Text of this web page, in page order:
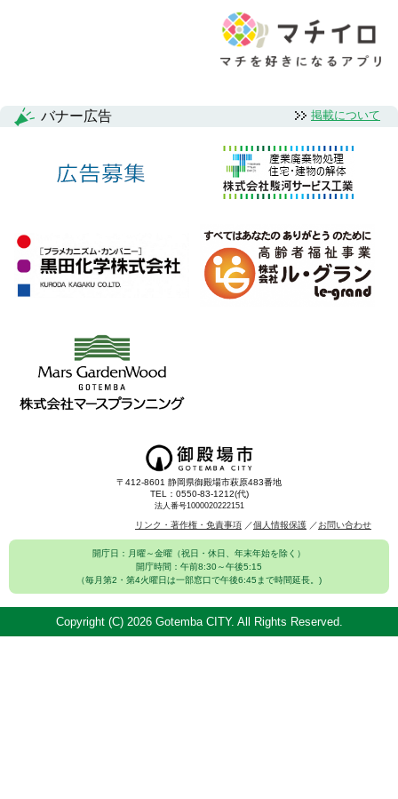
バナー広告 掲載について
〒412-8601 静岡県御殿場市萩原483番地
TEL：0550-83-1212(代)
法人番号1000020222151
リンク・著作権・免責事項 個人情報保護 お問い合わせ
開庁日：月曜～金曜（祝日・休日、年末年始を除く）
開庁時間：午前8:30～午後5:15
（毎月第2・第4火曜日は一部窓口で午後6:45まで時間延長。)
Copyright (C) 2026 Gotemba CITY. All Rights Reserved.